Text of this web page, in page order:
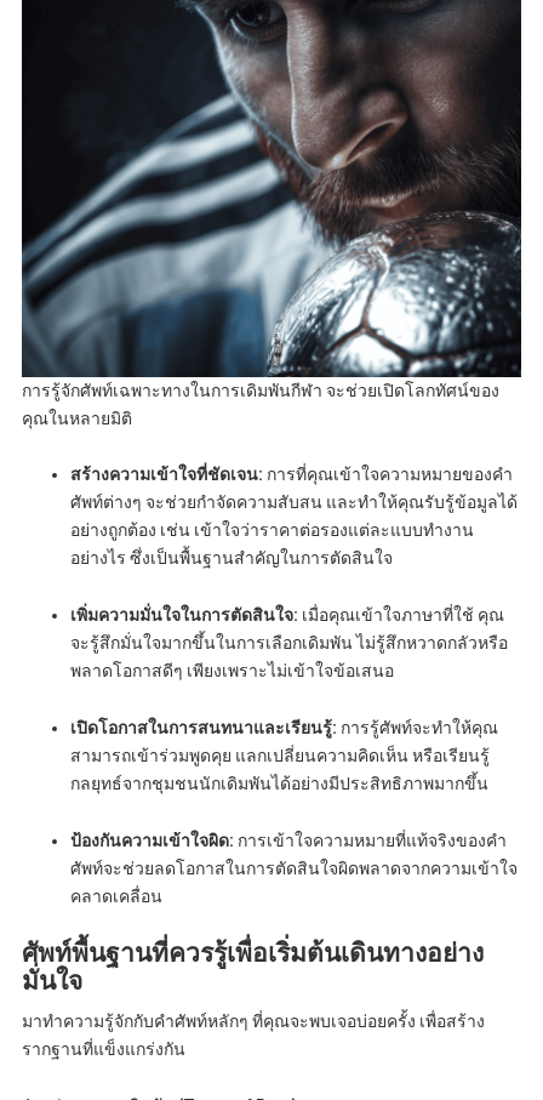
การรู้จักศัพท์เฉพาะทางในการเดิมพันกีฬา จะช่วยเปิดโลกทัศน์ของ
คุณในหลายมิติ
สร้างความเข้าใจที่ชัดเจน: การที่คุณเข้าใจความหมายของคำ
ศัพท์ต่างๆ จะช่วยกำจัดความสับสน และทำให้คุณรับรู้ข้อมูลได้
อย่างถูกต้อง เช่น เข้าใจว่าราคาต่อรองแต่ละแบบทำงาน
อย่างไร ซึ่งเป็นพื้นฐานสำคัญในการตัดสินใจ
เพิ่มความมั่นใจในการตัดสินใจ: เมื่อคุณเข้าใจภาษาที่ใช้ คุณ
จะรู้สึกมั่นใจมากขึ้นในการเลือกเดิมพัน ไม่รู้สึกหวาดกลัวหรือ
พลาดโอกาสดีๆ เพียงเพราะไม่เข้าใจข้อเสนอ
เปิดโอกาสในการสนทนาและเรียนรู้: การรู้ศัพท์จะทำให้คุณ
สามารถเข้าร่วมพูดคุย แลกเปลี่ยนความคิดเห็น หรือเรียนรู้
กลยุทธ์จากชุมชนนักเดิมพันได้อย่างมีประสิทธิภาพมากขึ้น
ป้องกันความเข้าใจผิด: การเข้าใจความหมายที่แท้จริงของคำ
ศัพท์จะช่วยลดโอกาสในการตัดสินใจผิดพลาดจากความเข้าใจ
คลาดเคลื่อน
ศัพท์พื้นฐานที่ควรรู้เพื่อเริ่มต้นเดินทางอย่าง
มั่นใจ
มาทำความรู้จักกับคำศัพท์หลักๆ ที่คุณจะพบเจอบ่อยครั้ง เพื่อสร้าง
รากฐานที่แข็งแกร่งกัน